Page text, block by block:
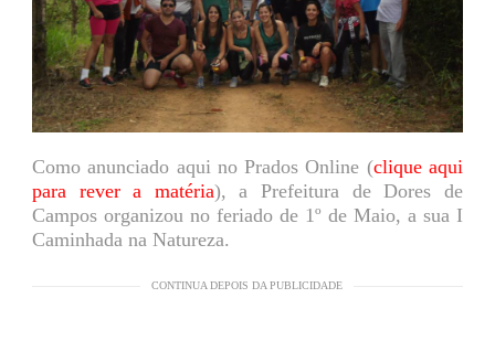
Como anunciado aqui no Prados Online (clique aqui
para rever a matéria), a Prefeitura de Dores de
Campos organizou no feriado de 1º de Maio, a sua I
Caminhada na Natureza.
CONTINUA DEPOIS DA PUBLICIDADE